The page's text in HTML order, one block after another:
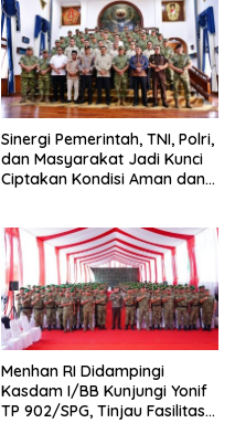
Sinergi Pemerintah, TNI, Polri,
dan Masyarakat Jadi Kunci
Ciptakan Kondisi Aman dan
Menhan RI Didampingi
Kasdam I/BB Kunjungi Yonif
TP 902/SPG, Tinjau Fasilitas